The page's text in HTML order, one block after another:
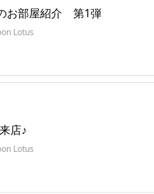
お部屋紹介 第1弾
Lotus
店♪
Lotus